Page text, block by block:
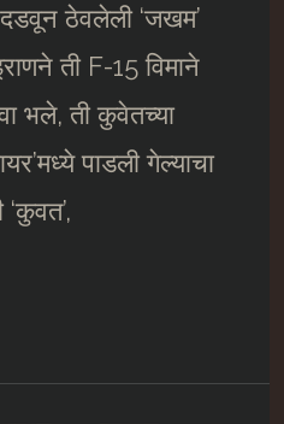
ठेवलेली ‘जखम’
ती F-15 विमाने
भले, ती कुवेतच्या
पाडली गेल्याचा
‘कुवत’,